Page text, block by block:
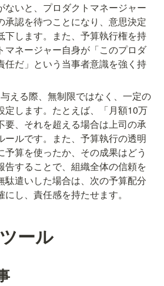
ないと、プロダクトマネージャー
承認を待つことになり、意思決定
下します。また、予算執行権を持
マネージャー自身が「このプロダ
任だ」という当事者意識を強く持
える際、無制限ではなく、一定の
定します。たとえば、「月額10万
要、それを超える場合は上司の承
ールです。また、予算執行の透明
算を使ったか、その成果はどう
告することで、組織全体の信頼を
駄遣いした場合は、次の予算配分
し、責任感を持たせます。
ール